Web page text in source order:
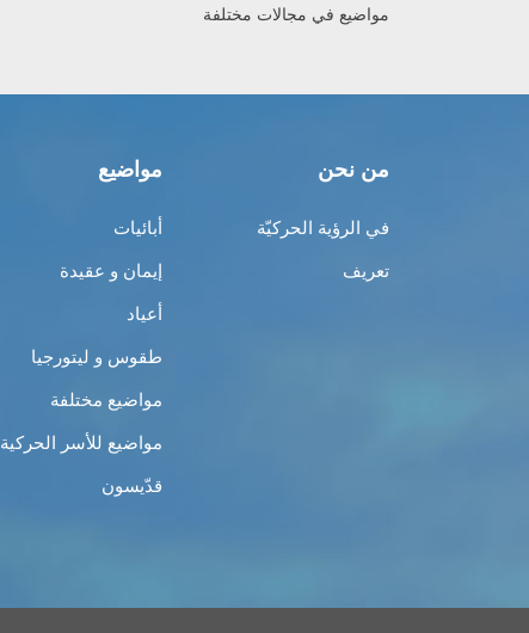
مواضيع في مجالات مختلفة
من نحن
في الرؤية الحركيّة
تعريف
مواضيع
أبائيات
إيمان و عقيدة
أعياد
طقوس و ليتورجيا
مواضيع مختلفة
مواضيع للأسر الحركية
قدّيسون